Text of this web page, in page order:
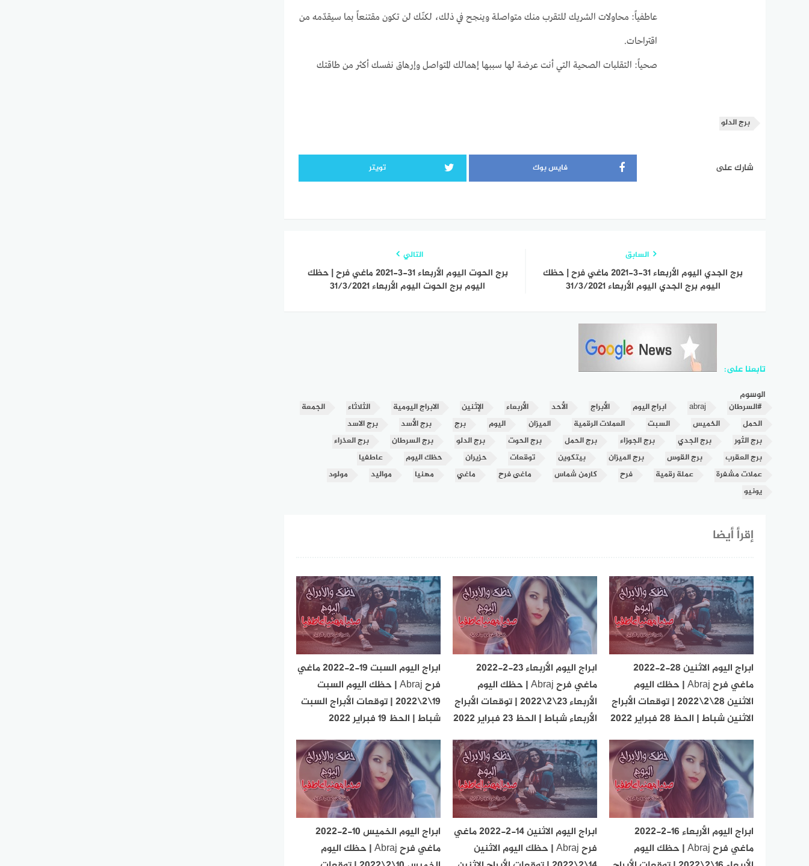
عاطفياً: محاولات الشريك للتقرب منك متواصلة وينجح في ذلك، لكنّك لن تكون مقتنعاً بما سيقدّمه من
اقتراحات.
صحياً: التقلبات الصحية التي أنت عرضة لها سببها إهمالك المتواصل وإرهاق نفسك أكثر من طاقتك
برج الدلو
شارك على فايس بوك تويتر
السابق
برج الجدي اليوم الأربعاء 31-3-2021 ماغي فرح | حظك
اليوم برج الجدي اليوم الأربعاء 31/3/2021
التالي
برج الحوت اليوم الأربعاء 31-3-2021 ماغي فرح | حظك
اليوم برج الحوت اليوم الأربعاء 31/3/2021
تابعنا على:
الوسوم
#السرطان abraj ابراج اليوم الأبراج الأحد الأربعاء الإثنين الابراج اليومية الثلاثاء
الجمعة
الحمل
الخميس السبت العملات الرقمية الميزان اليوم برج برج الأسد
برج الاسد
برج الثور
برج الجدي برج الجوزاء برج الحمل برج الحوت برج الدلو برج السرطان
برج العذراء
برج العقرب
برج القوس برج الميزان بيتكوين توقعات حزيران حظك اليوم
عاطفيا
عملات مشفرة
عملة رقمية فرح كارمن شماس ماغى فرح ماغي مهنيا مواليد
مولود
يونيو
إقرأ أيضا
ابراج اليوم الاثنين 28-2-2022
ماغي فرح Abraj | حظك اليوم
الاثنين 28\2\2022 | توقعات الأبراج
الاثنين شباط | الحظ 28 فبراير 2022
ابراج اليوم الأربعاء 23-2-2022
ماغي فرح Abraj | حظك اليوم
الأربعاء 23\2\2022 | توقعات الأبراج
الأربعاء شباط | الحظ 23 فبراير 2022
ابراج اليوم السبت 19-2-2022 ماغي
فرح Abraj | حظك اليوم السبت
19\2\2022 | توقعات الأبراج السبت
شباط | الحظ 19 فبراير 2022
ابراج اليوم الأربعاء 16-2-2022
ماغي فرح Abraj | حظك اليوم
ابراج اليوم الاثنين 14-2-2022 ماغي
فرح Abraj | حظك اليوم الاثنين
ابراج اليوم الخميس 10-2-2022
ماغي فرح Abraj | حظك اليوم